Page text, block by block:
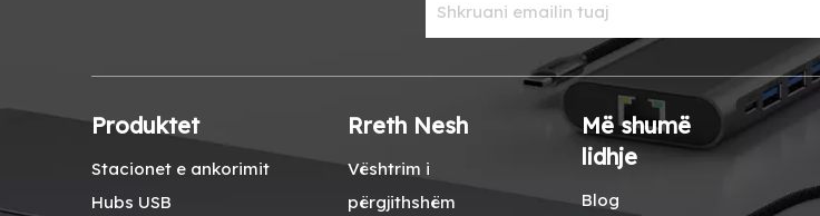
Produktet
Stacionet e ankorimit
Hubs USB
Rreth Nesh
Vështrim i
përgjithshëm
Më shumë
lidhje
Blog